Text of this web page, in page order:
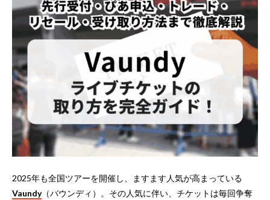
2025年も全国ツアーを開催し、ますます人気が高まっている
Vaundy（バウンディ）。その人気に伴い、チケットは毎回争奪